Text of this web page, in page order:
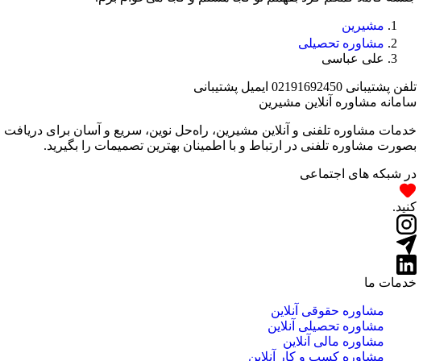
مشیرین
مشاوره تحصیلی
علی عباسی
تلفن پشتیبانی 02191692450 ایمیل پشتیبانی
سامانه مشاوره آنلاین مشیرین
خدمات مشاوره تلفنی و آنلاین مشیرین، راه‌‌حل نوین، سریع و آسان برای
بصورت مشاوره تلفنی در ارتباط و با اطمینان بهترین تصمیمات را بگیرید.
در شبکه های اجتماعی
کنید.
خدمات ما
مشاوره حقوقی آنلاین
مشاوره تحصیلی آنلاین
مشاوره مالی آنلاین
مشاوره کسب و کار آنلاین